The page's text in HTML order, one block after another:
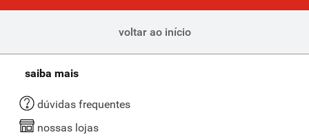
voltar ao início
saiba mais
dúvidas frequentes
nossas lojas